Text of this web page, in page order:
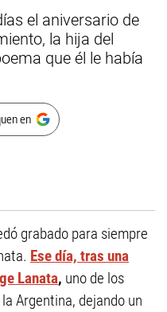
el aniversario de
la hija del
que él le había
en
grabado para siempre
Ese día, tras una
Lanata, uno de los
Argentina, dejando un